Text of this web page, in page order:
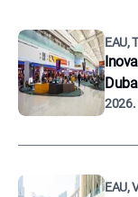
EAU,
2026.
EAU,